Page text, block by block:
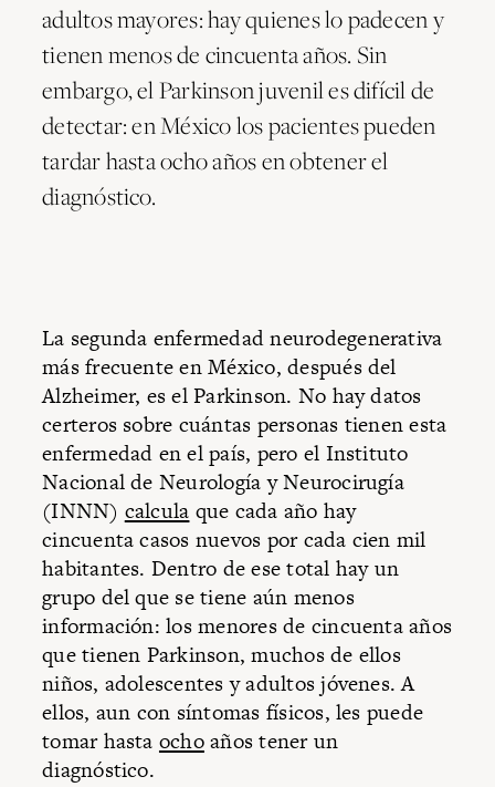
adultos mayores: hay quienes lo padecen y
tienen menos de cincuenta años. Sin
embargo, el Parkinson juvenil es difícil de
detectar: en México los pacientes pueden
tardar hasta ocho años en obtener el
diagnóstico.
La segunda enfermedad neurodegenerativa
más frecuente en México, después del
Alzheimer, es el Parkinson. No hay datos
certeros sobre cuántas personas tienen esta
enfermedad en el país, pero el Instituto
Nacional de Neurología y Neurocirugía
(INNN) calcula que cada año hay
cincuenta casos nuevos por cada cien mil
habitantes. Dentro de ese total hay un
grupo del que se tiene aún menos
información: los menores de cincuenta años
que tienen Parkinson, muchos de ellos
niños, adolescentes y adultos jóvenes. A
ellos, aun con síntomas físicos, les puede
tomar hasta ochoaños tener un
diagnóstico.